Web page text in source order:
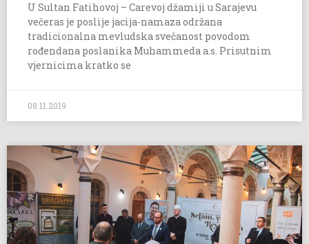
U Sultan Fatihovoj – Carevoj džamiji u Sarajevu
večeras je poslije jacija-namaza održana
tradicionalna mevludska svečanost povodom
rođendana poslanika Muhammeda a.s. Prisutnim
vjernicima kratko se
08.11.2019